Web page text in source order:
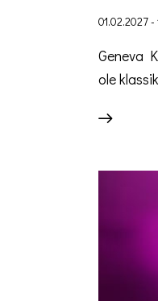
01.02.2027 -
Geneva
ole